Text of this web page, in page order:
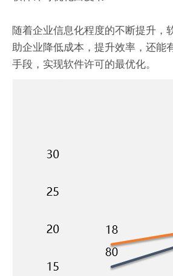
随着企业信息化程度的不断提升，
助企业降低成本，提升效率，还
手段，实现软件许可的最优化。